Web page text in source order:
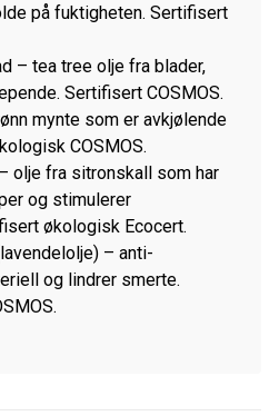
på fuktigheten. Sertifisert
– tea tree olje fra blader,
Sertifisert COSMOS.
mynte som er avkjølende
COSMOS.
olje fra sitronskall som har
og stimulerer
økologisk Ecocert.
– anti-
og lindrer smerte.